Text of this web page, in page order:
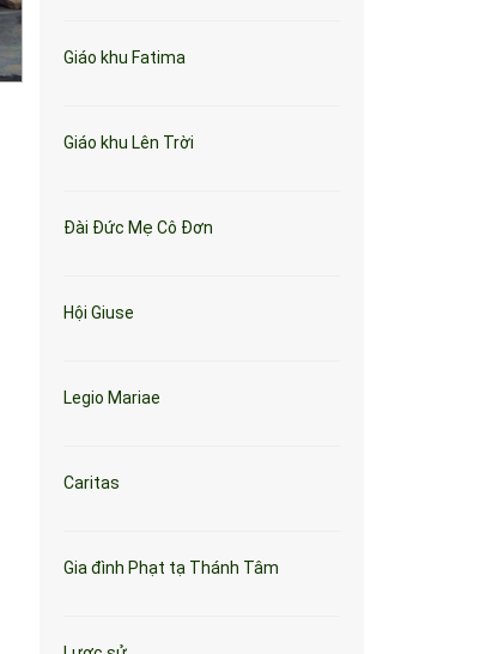
Giáo khu Fatima
Giáo khu Lên Trời
Đài Đức Mẹ Cô Đơn
Hội Giuse
Legio Mariae
Caritas
Gia đình Phạt tạ Thánh Tâm